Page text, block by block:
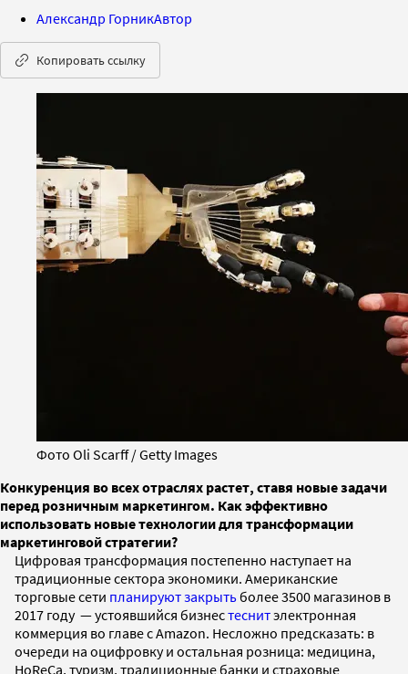
Александр ГорникАвтор
Копировать ссылку
Фото Oli Scarff / Getty Images
Конкуренция во всех отраслях растет, ставя новые задачи
перед розничным маркетингом. Как эффективно
использовать новые технологии для трансформации
маркетинговой стратегии?
Цифровая трансформация постепенно наступает на
традиционные сектора экономики. Американские
торговые сети планируют закрытьболее 3500 магазинов в
2017 году — устоявшийся бизнестеснитэлектронная
коммерция во главе с Amazon. Несложно предсказать: в
очереди на оцифровку и остальная розница: медицина,
HoReCa, туризм, традиционные банки и страховые